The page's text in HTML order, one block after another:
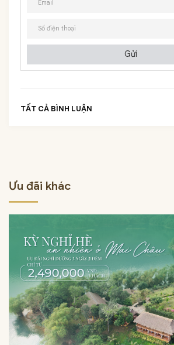
Gửi
TẤT CẢ BÌNH LUẬN
Ưu đãi khác